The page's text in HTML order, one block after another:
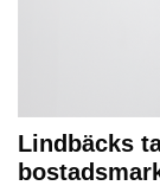
Lindbäcks